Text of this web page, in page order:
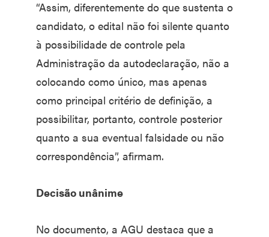
“Assim, diferentemente do que sustenta o
candidato, o edital não foi silente quanto
à possibilidade de controle pela
Administração da autodeclaração, não a
colocando como único, mas apenas
como principal critério de definição, a
possibilitar, portanto, controle posterior
quanto a sua eventual falsidade ou não
correspondência”, afirmam.
Decisão unânime
No documento, a AGU destaca que a